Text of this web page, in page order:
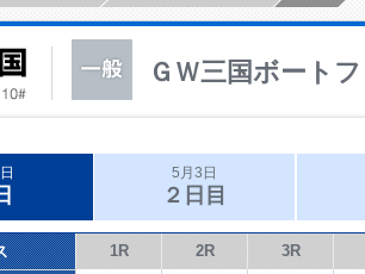
ＧＷ三国ボート
5月3日
２日目
1R 2R 3R